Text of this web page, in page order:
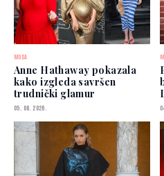
MODA
Anne Hathaway pokazala
kako izgleda savršen
trudnički glamur
05. 08. 2026.